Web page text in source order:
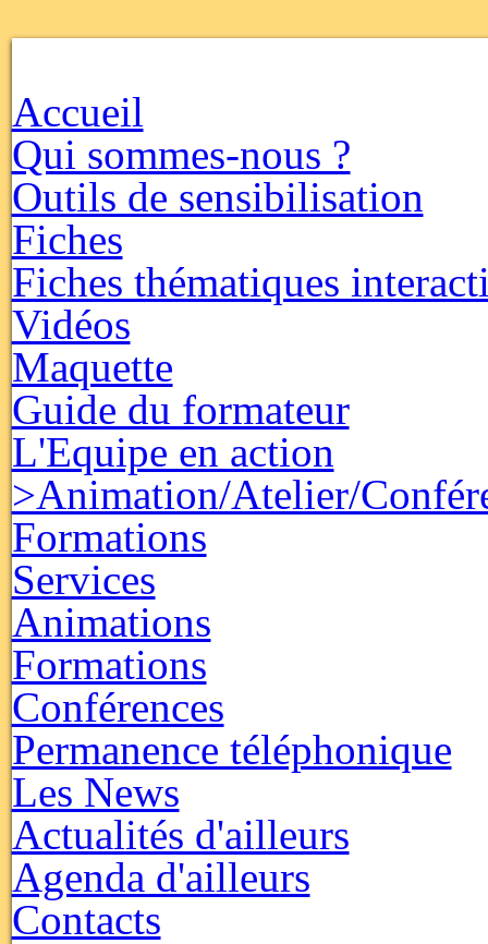
Accueil
Qui sommes-nous ?
Outils de sensibilisation
Fiches
Fiches thématiques
Vidéos
Maquette
Guide du formateur
L'Equipe en action
>Animation/Atelier/
Formations
Services
Animations
Formations
Conférences
Permanence téléphonique
Les News
Actualités d'ailleurs
Agenda d'ailleurs
Contacts